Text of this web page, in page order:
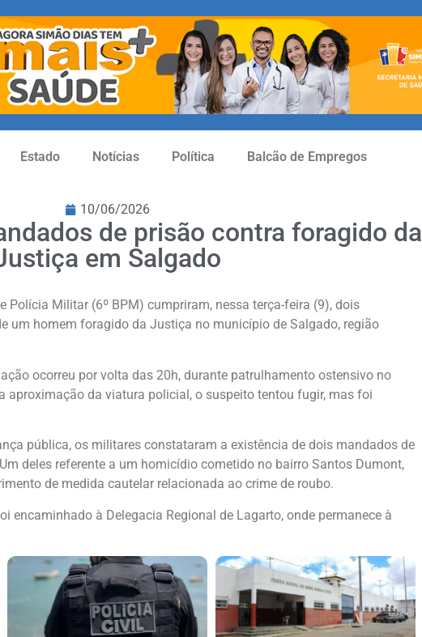
Estado Notícias Política Balcão de Empregos
10/06/2026
de prisão contra foragido da
em Salgado
Polícia Militar (6º BPM) cumpriram, nessa terça-feira (9), dois
um homem foragido da Justiça no município de Salgado, região
ocorreu por volta das 20h, durante patrulhamento ostensivo no
aproximação da viatura policial, o suspeito tentou fugir, mas foi
pública, os militares constataram a existência de dois mandados de
deles referente a um homicídio cometido no bairro Santos Dumont,
de medida cautelar relacionada ao crime de roubo.
encaminhado à Delegacia Regional de Lagarto, onde permanece à